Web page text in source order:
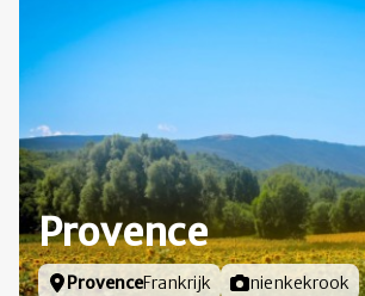
Provence
Locatie
ProvenceFrankrijk Foto door
nienkekrook